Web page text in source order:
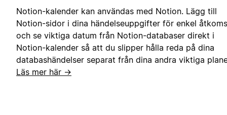
Notion-kalender kan användas med Notion. Lägg till
Notion-sidor i dina händelseuppgifter för enkel
och se viktiga datum från Notion-databaser direkt i
Notion-kalender så att du slipper hålla reda på dina
databashändelser separat från dina andra viktiga
Läs mer här →